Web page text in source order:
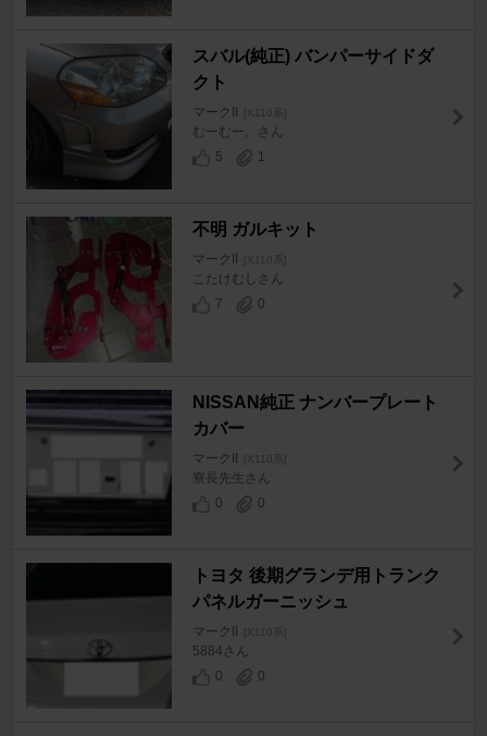
スバル(純正) バンパーサイドダ
クト
マークII [X110系]
むーむー。さん
5
1
不明 ガルキット
マークII [X110系]
こたけむしさん
7
0
NISSAN純正 ナンバープレート
カバー
マークII [X110系]
寮長先生さん
0
0
トヨタ 後期グランデ用トランク
パネルガーニッシュ
マークII [X110系]
5884さん
0
0